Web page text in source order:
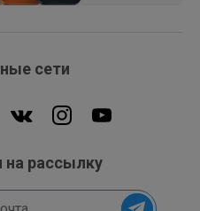
сети
на рассылку